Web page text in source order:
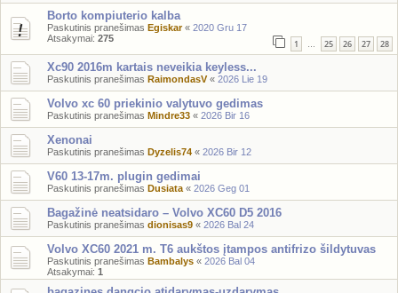
Borto kompiuterio kalba
Paskutinis pranešimas Egiskar« 2020 Gru 17
Atsakymai: 275 1 … 25 26 27 28
Xc90 2016m kartais neveikia keyless...
Paskutinis pranešimas RaimondasV« 2026 Lie 19
Volvo xc 60 priekinio valytuvo gedimas
Paskutinis pranešimas Mindre33 « 2026 Bir 16
Xenonai
Paskutinis pranešimas Dyzelis74 « 2026 Bir 12
V60 13-17m. plugin gedimai
Paskutinis pranešimas Dusiata « 2026 Geg 01
Bagažinė neatsidaro – Volvo XC60 D5 2016
Paskutinis pranešimas dionisas9 « 2026 Bal 24
Volvo XC60 2021 m. T6 aukštos įtampos antifrizo šildytuvas
Paskutinis pranešimas Bambalys « 2026 Bal 04
Atsakymai: 1